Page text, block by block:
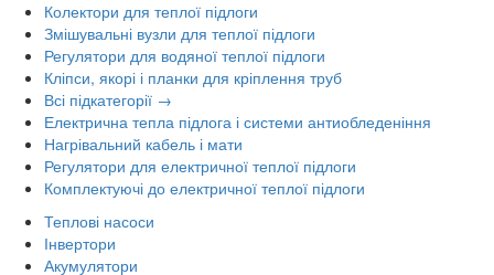
Колектори для теплої підлоги
Змішувальні вузли для теплої підлоги
Регулятори для водяної теплої підлоги
Кліпси, якорі і планки для кріплення труб
Всі підкатегорії →
Електрична тепла підлога і системи антиобледеніння
Нагрівальний кабель і мати
Регулятори для електричної теплої підлоги
Комплектуючі до електричної теплої підлоги
Теплові насоси
Інвертори
Акумулятори